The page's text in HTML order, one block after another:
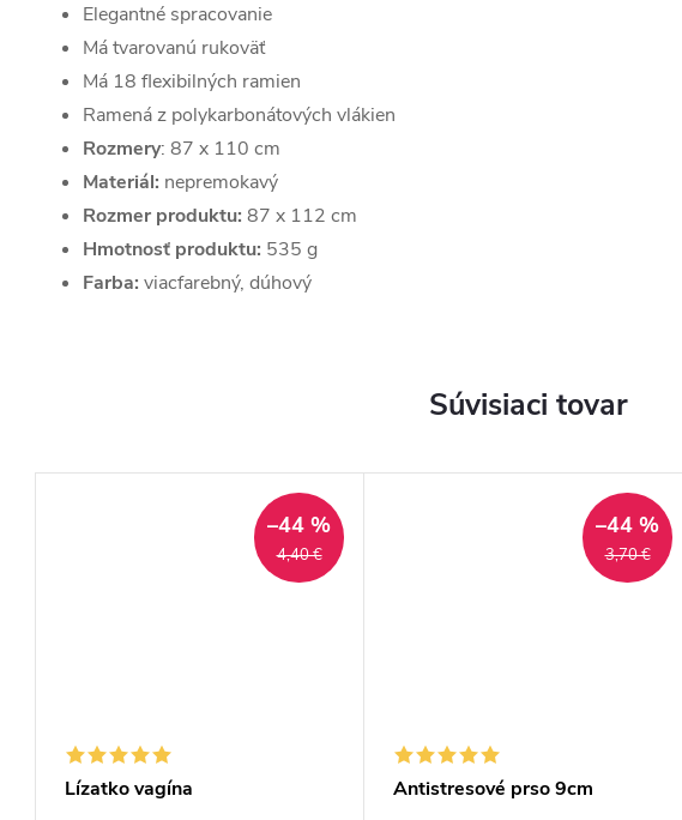
Elegantné spracovanie
Má tvarovanú rukoväť
Má 18 flexibilných ramien
Ramená z polykarbonátových vlákien
Rozmery: 87 x 110 cm
Materiál: nepremokavý
Rozmer produktu: 87 x 112 cm
Hmotnosť produktu: 535 g
Farba: viacfarebný, dúhový
Súvisiaci tovar
4,40 €
–44 %
Lízatko vagína
3,70 €
–44 %
Antistresové prso 9cm